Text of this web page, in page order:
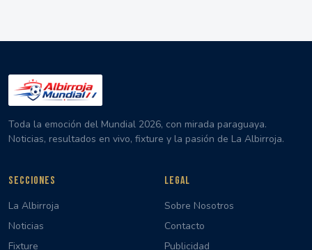
Toda la emoción del Mundial 2026, con mirada paraguaya.
Noticias, resultados en vivo, fixture y la pasión de La Albirroja.
SECCIONES
La Albirroja
Noticias
Fixture
LEGAL
Sobre Nosotros
Contacto
Publicidad